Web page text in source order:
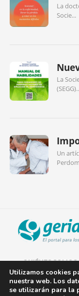
La
Socie...
La
Un
QUIÉNES SOMOS
AVISO LEGAL
Utilizamos cookies
nuestra web. Los
se utilizarán para la